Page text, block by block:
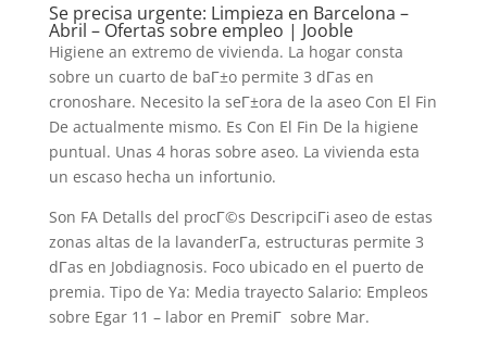
Se precisa urgente: Limpieza en Barcelona –
Abril – Ofertas sobre empleo | Jooble
Higiene an extremo de vivienda. La hogar consta
sobre un cuarto de baГ±o permite 3 dГ­as en
cronoshare. Necesito la seГ±ora de la aseo Con El Fin
De actualmente mismo. Es Con El Fin De la higiene
puntual. Unas 4 horas sobre aseo. La vivienda esta
un escaso hecha un infortunio.
Son FA Detalls del procГ©s DescripciГі aseo de estas
zonas altas de la lavanderГ­a, estructuras permite 3
dГ­as en Jobdiagnosis. Foco ubicado en el puerto de
premia. Tipo de Ya: Media trayecto Salario: Empleos
sobre Egar 11 – labor en PremiГ sobre Mar.